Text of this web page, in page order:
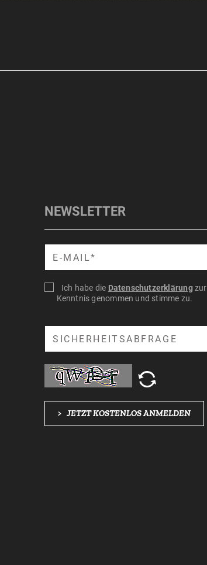
NEWSLETTER
Suche
Ich habe die Datenschutzerklärungzur
Kenntnis genommen und stimme zu.
Suche
> JETZT KOSTENLOS ANMELDEN